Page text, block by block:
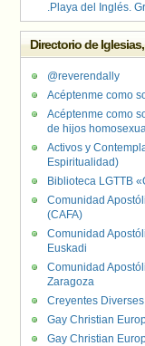
.Playa del Inglés.
Directorio de
@reverendally
Acéptenme como
Acéptenme como
de hijos
Activos y
Espiritualidad)
Biblioteca LGTTB
Comunidad
(CAFA)
Comunidad
Euskadi
Comunidad
Zaragoza
Creyentes Diverses
Gay Christian
Gay Christian